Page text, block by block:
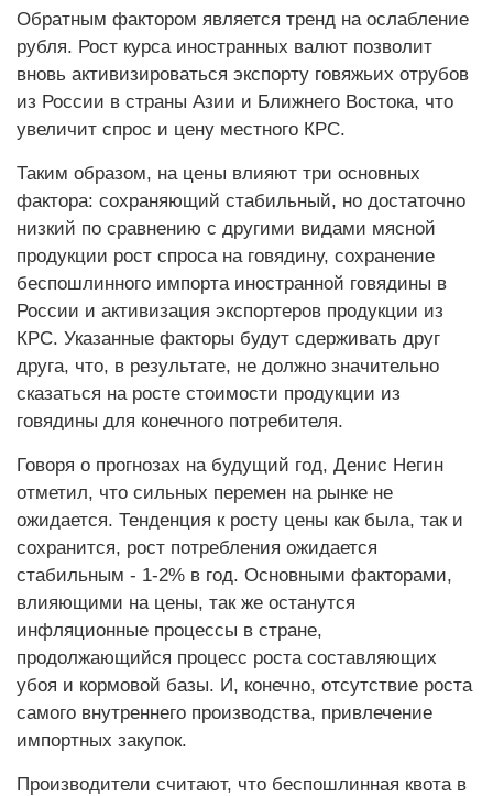
Обратным фактором является тренд на ослабление
рубля. Рост курса иностранных валют позволит
вновь активизироваться экспорту говяжьих отрубов
из России в страны Азии и Ближнего Востока, что
увеличит спрос и цену местного КРС.
Таким образом, на цены влияют три основных
фактора: сохраняющий стабильный, но достаточно
низкий по сравнению с другими видами мясной
продукции рост спроса на говядину, сохранение
беспошлинного импорта иностранной говядины в
России и активизация экспортеров продукции из
КРС. Указанные факторы будут сдерживать друг
друга, что, в результате, не должно значительно
сказаться на росте стоимости продукции из
говядины для конечного потребителя.
Говоря о прогнозах на будущий год, Денис Негин
отметил, что сильных перемен на рынке не
ожидается. Тенденция к росту цены как была, так и
сохранится, рост потребления ожидается
стабильным - 1-2% в год. Основными факторами,
влияющими на цены, так же останутся
инфляционные процессы в стране,
продолжающийся процесс роста составляющих
убоя и кормовой базы. И, конечно, отсутствие роста
самого внутреннего производства, привлечение
импортных закупок.
Производители считают, что беспошлинная квота в